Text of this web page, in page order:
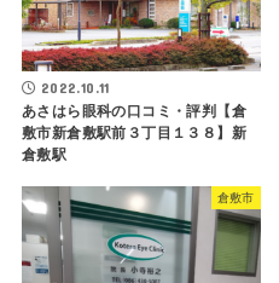
2022.10.11
あさはら眼科の口コミ・評判【倉
敷市新倉敷駅前３丁目１３８】新
倉敷駅
倉敷市